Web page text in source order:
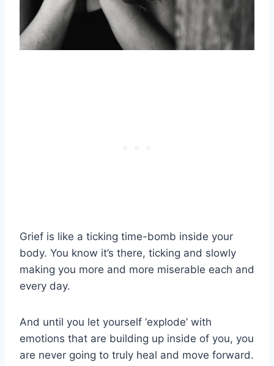
Grief is like a ticking time-bomb inside your
body. You know it’s there, ticking and slowly
making you more and more miserable each and
every day.
And until you let yourself ‘explode’ with
emotions that are building up inside of you, you
are never going to truly heal and move forward.